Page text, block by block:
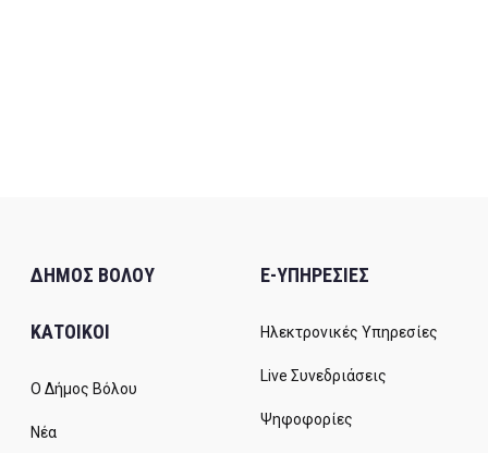
ΔΗΜΟΣ ΒΟΛΟΥ
ΚΑΤΟΙΚΟΙ
Ο Δήμος Βόλου
Νέα
E-ΥΠΗΡΕΣΙΕΣ
Ηλεκτρονικές Υπηρεσίες
Live Συνεδριάσεις
Ψηφοφορίες